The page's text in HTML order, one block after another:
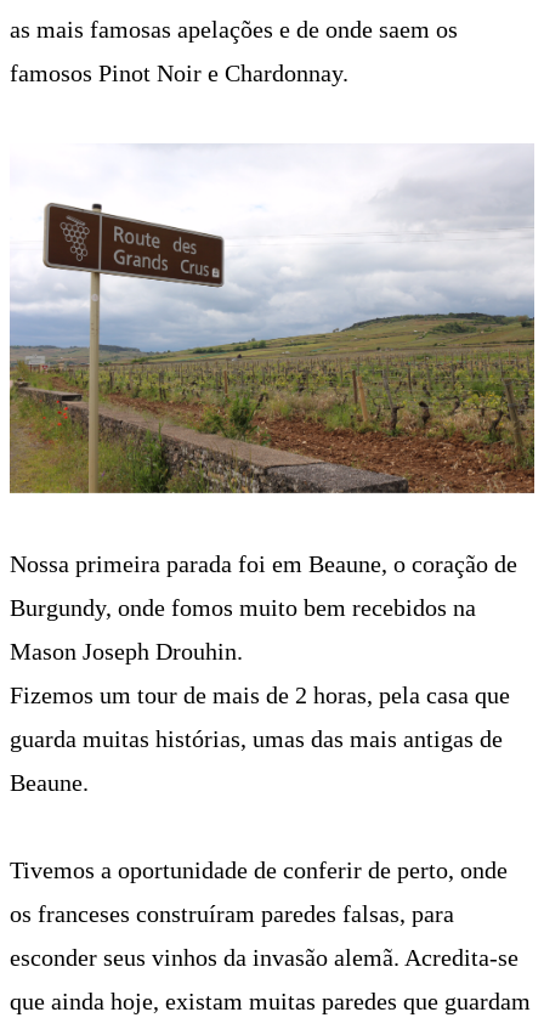
as mais famosas apelações e de onde saem os
famosos Pinot Noir e Chardonnay.
Nossa primeira parada foi em Beaune, o coração de
Burgundy, onde fomos muito bem recebidos na
Mason Joseph Drouhin.
Fizemos um tour de mais de 2 horas, pela casa que
guarda muitas histórias, umas das mais antigas de
Beaune.
Tivemos a oportunidade de conferir de perto, onde
os franceses construíram paredes falsas, para
esconder seus vinhos da invasão alemã. Acredita-se
que ainda hoje, existam muitas paredes que guardam